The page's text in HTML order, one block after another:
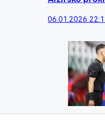
06.01.2026